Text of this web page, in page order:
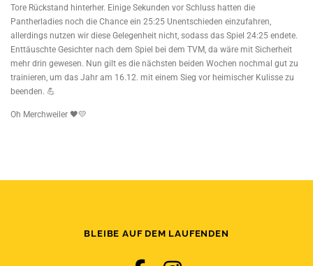
Tore Rückstand hinterher. Einige Sekunden vor Schluss hatten die
Pantherladies noch die Chance ein 25:25 Unentschieden einzufahren,
allerdings nutzen wir diese Gelegenheit nicht, sodass das Spiel 24:25 endete.
Enttäuschte Gesichter nach dem Spiel bei dem TVM, da wäre mit Sicherheit
mehr drin gewesen. Nun gilt es die nächsten beiden Wochen nochmal gut zu
trainieren, um das Jahr am 16.12. mit einem Sieg vor heimischer Kulisse zu
beenden. 💪
Oh Merchweiler 🖤💛
BLEIBE AUF DEM LAUFENDEN